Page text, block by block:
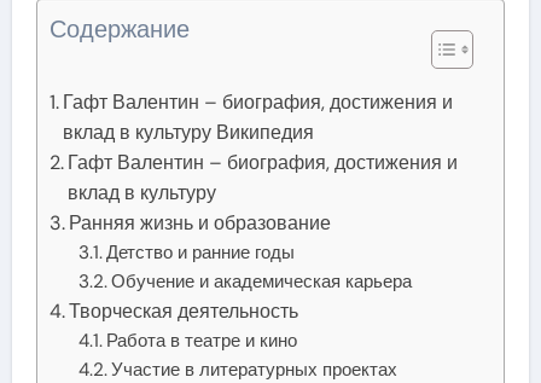
Содержание
Гафт Валентин – биография, достижения и
вклад в культуру Википедия
Гафт Валентин – биография, достижения и
вклад в культуру
Ранняя жизнь и образование
Детство и ранние годы
Обучение и академическая карьера
Творческая деятельность
Работа в театре и кино
Участие в литературных проектах